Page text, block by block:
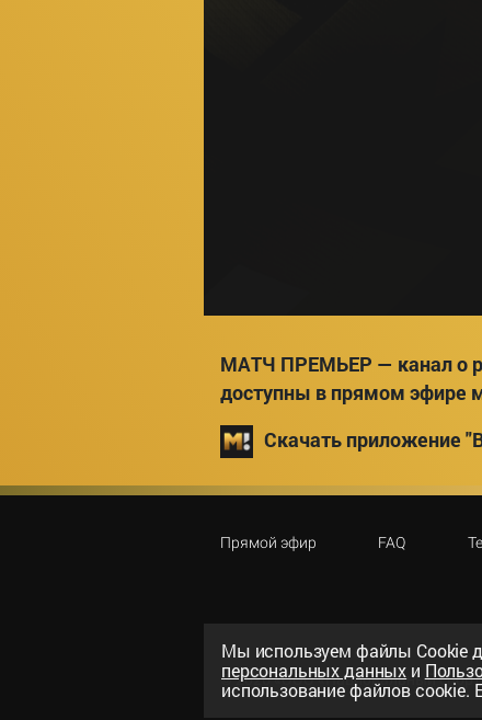
МАТЧ ПРЕМЬЕР — канал о
доступны в прямом эфире
Скачать приложение
Прямой эфир FAQ
©2026«ООО «Национальный
Мы используем файлы Сookie
персональных данных и
использование файлов cookie.